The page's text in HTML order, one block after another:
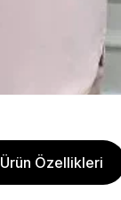
Ürün Özellikleri